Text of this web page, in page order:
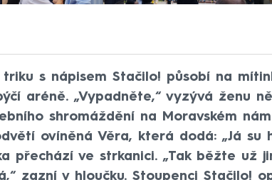
triku s nápisem Stačilo! působí na
aréně. „Vypadněte,“ vyzývá ženu
shromáždění na Moravském
ovíněná Věra, která dodá: „Já su
přechází ve strkanici. „Tak běžte už
zazní v hloučku. Stoupenci Stačilo!